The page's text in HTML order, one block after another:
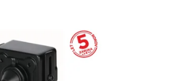
Abecedne